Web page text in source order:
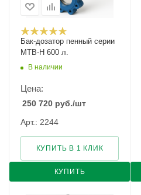
Бак-дозатор пенный серии
MTB-H 600 л.
В наличии
Цена:
250 720 руб./шт
Арт.: 2244
КУПИТЬ
КУПИТЬ В 1 КЛИК